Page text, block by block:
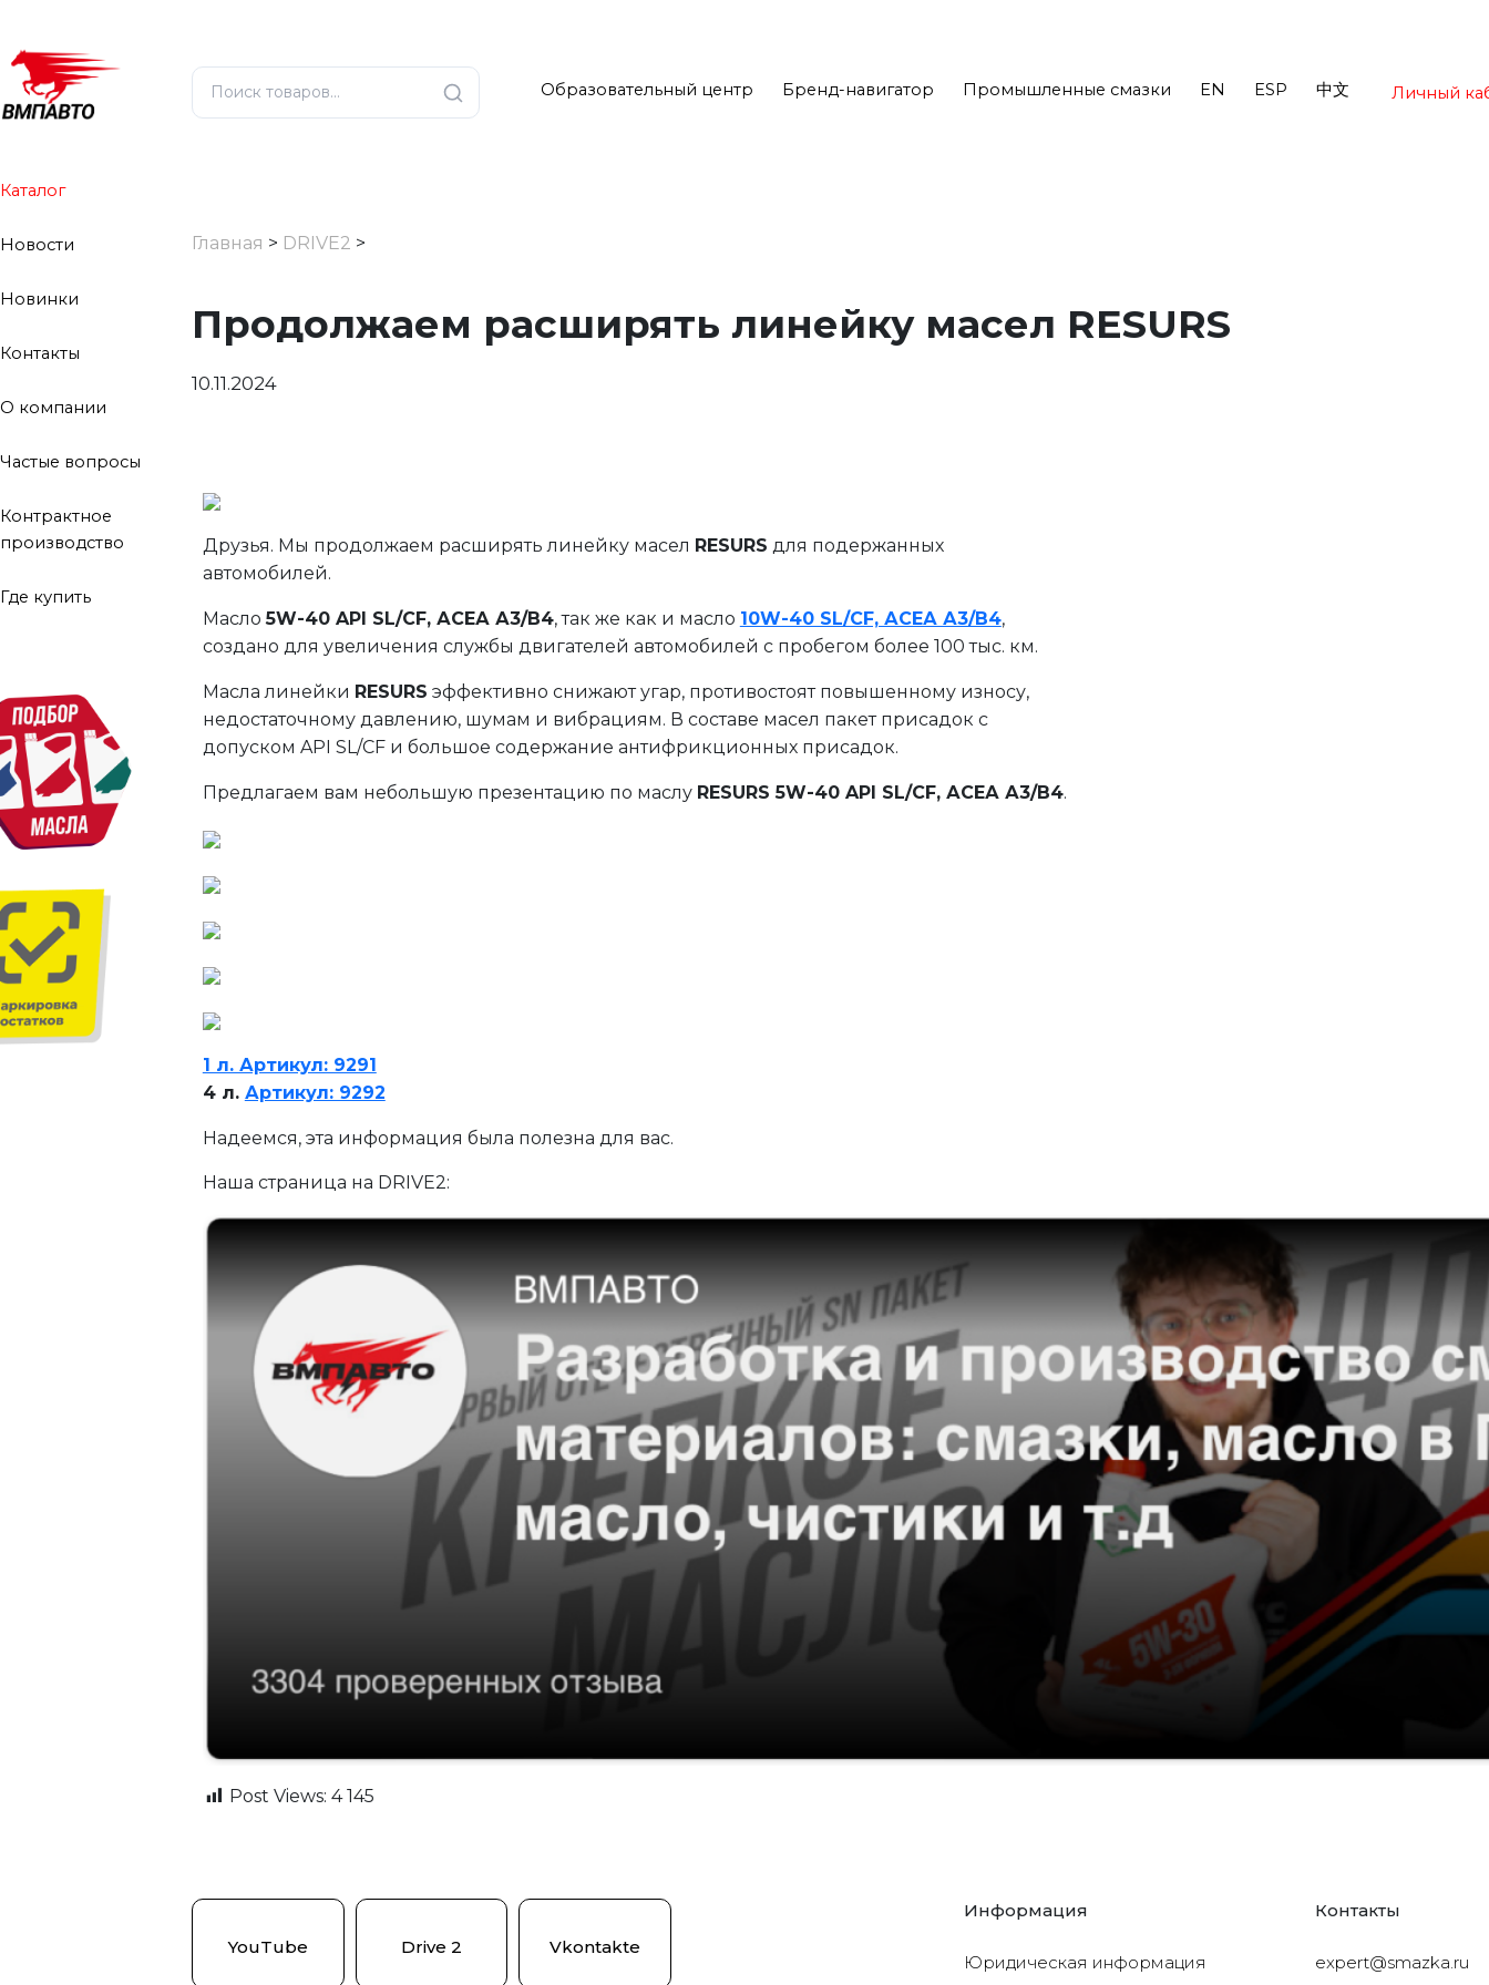
Каталог
Новости
Новинки
Контакты
О компании
Частые вопросы
Контрактное
производство
Где купить
Образовательный центр Бренд-навигатор Промышленные смазки EN ESP 中文 Личный
Главная > DRIVE2 >
Продолжаем расширять линейку масел RESURS
10.11.2024
Друзья. Мы продолжаем расширять линейку масел RESURS для подержанных
автомобилей.
Масло5W-40 API SL/СF, АСЕА А3/В4, так же как и масло 10W-40 SL/СF, АСЕА А3/В4,
создано для увеличения службы двигателей автомобилей с пробегом более 100 тыс. км.
Масла линейки RESURS эффективно снижают угар, противостоят повышенному износу,
недостаточному давлению, шумам и вибрациям. В составе масел пакет присадок с
допуском API SL/CF и большое содержание антифрикционных присадок.
Предлагаем вам небольшую презентацию по маслу RESURS 5W-40 API SL/СF, АСЕА А3/В4.
1 л. Артикул: 9291
4 л. Артикул: 9292
Надеемся, эта информация была полезна для вас.
Наша страница на DRIVE2:
Post Views: 4 145
YouTube Drive 2 Vkontakte
Информация
Юридическая информация
Контакты
expert@smazka.ru